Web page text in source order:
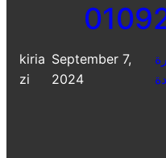
kiria
zi
September 7,
2024